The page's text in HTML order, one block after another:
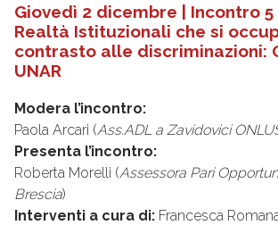
Giovedì 2 dicembre | Incontro 5
Realtà Istituzionali che si
contrasto alle discriminazioni:
UNAR
Modera l’incontro:
Paola Arcari (Ass.ADL a Zavidovici
Presenta l’incontro:
Roberta Morelli (Assessora Pari
Brescia)
Interventi a cura di: Francesca